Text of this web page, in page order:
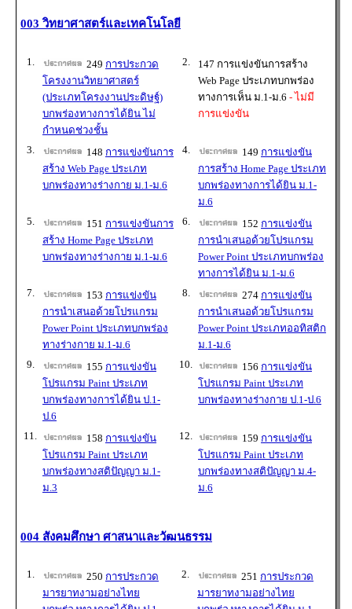
003 วิทยาศาสตร์และเทคโนโลยี
1. 249 การประกวด
โครงงานวิทยาศาสตร์
(ประเภทโครงงานประดิษฐ์)
บกพร่องทางการได้ยิน ไม่
กำหนดช่วงชั้น
2.
147 การแข่งขันการสร้าง
Web Page ประเภทบกพร่อง
ทางการเห็น ม.1-ม.6 - ไม่มี
การแข่งขัน
3. 148 การแข่งขันการ
สร้าง Web Page ประเภท
บกพร่องทางร่างกาย ม.1-ม.6
4. 149 การแข่งขัน
การสร้าง Home Page ประเภท
บกพร่องทางการได้ยิน ม.1-
ม.6
5.
151 การแข่งขันการ
สร้าง Home Page ประเภท
บกพร่องทางร่างกาย ม.1-ม.6
6. 152 การแข่งขัน
การนำเสนอด้วยโปรแกรม
Power Point ประเภทบกพร่อง
ทางการได้ยิน ม.1-ม.6
7.
153 การแข่งขัน
การนำเสนอด้วยโปรแกรม
Power Point ประเภทบกพร่อง
ทางร่างกาย ม.1-ม.6
8. 274 การแข่งขัน
การนำเสนอด้วยโปรแกรม
Power Point ประเภทออทิสติก
ม.1-ม.6
9.
155 การแข่งขัน
โปรแกรม Paint ประเภท
บกพร่องทางการได้ยิน ป.1-
ป.6
10. 156 การแข่งขัน
โปรแกรม Paint ประเภท
บกพร่องทางร่างกาย ป.1-ป.6
11. 158 การแข่งขัน
โปรแกรม Paint ประเภท
บกพร่องทางสติปัญญา ม.1-
ม.3
12. 159 การแข่งขัน
โปรแกรม Paint ประเภท
บกพร่องทางสติปัญญา ม.4-
ม.6
004 สังคมศึกษา ศาสนาและวัฒนธรรม
1. 250 การประกวด
มารยาทงามอย่างไทย
2. 251 การประกวด
มารยาทงามอย่างไทย